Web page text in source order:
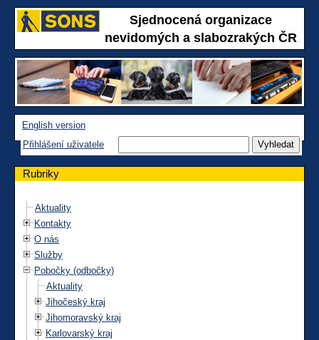
Sjednocená organizace
nevidomých a slabozrakých ČR
English version
Přihlášení uživatele
Rubriky
Aktuality
Kontakty
O nás
Služby
Pobočky (odbočky)
Aktuality
Jihočeský kraj
Jihomoravský kraj
Karlovarský kraj